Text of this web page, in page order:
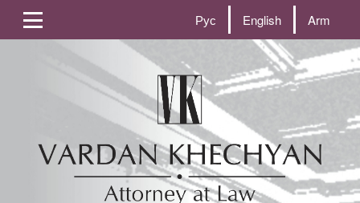
Рус English Arm